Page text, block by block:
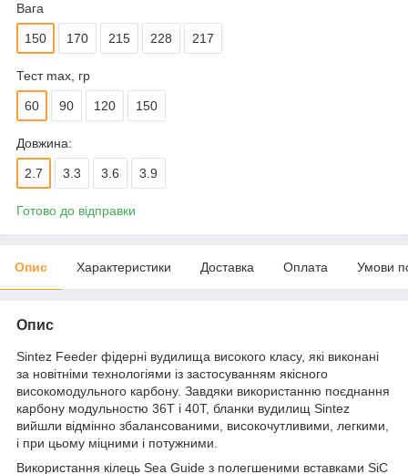
Вага
150 170 215 228 217
Тест max, гр
60 90 120 150
Довжина:
2.7 3.3 3.6 3.9
Готово до відправки
Опис Характеристики Доставка Оплата Умови
Опис
Sintez Feeder фідерні вудилища високого класу, які виконані
за новітніми технологіями із застосуванням якісного
високомодульного карбону. Завдяки використанню поєднання
карбону модульностю 36T і 40Т, бланки вудилищ Sintez
вийшли відмінно збалансованими, високочутливими, легкими,
і при цьому міцними і потужними.
Використання кілець Sea Guide з полегшеними вставками SiC